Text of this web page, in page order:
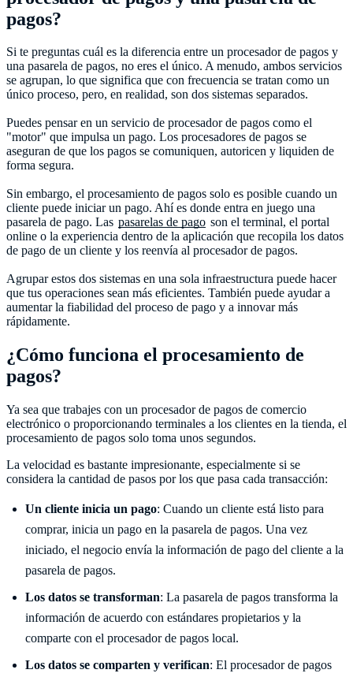
pagos?
Si te preguntas cuál es la diferencia entre un procesador de pagos y
una pasarela de pagos, no eres el único. A menudo, ambos servicios
se agrupan, lo que significa que con frecuencia se tratan como un
único proceso, pero, en realidad, son dos sistemas separados.
Puedes pensar en un servicio de procesador de pagos como el
"motor" que impulsa un pago. Los procesadores de pagos se
aseguran de que los pagos se comuniquen, autoricen y liquiden de
forma segura.
Sin embargo, el procesamiento de pagos solo es posible cuando un
cliente puede iniciar un pago. Ahí es donde entra en juego una
pasarela de pago. Las pasarelas de pago son el terminal, el portal
online o la experiencia dentro de la aplicación que recopila los datos
de pago de un cliente y los reenvía al procesador de pagos.
Agrupar estos dos sistemas en una sola infraestructura puede hacer
que tus operaciones sean más eficientes. También puede ayudar a
aumentar la fiabilidad del proceso de pago y a innovar más
rápidamente.
¿Cómo funciona el procesamiento de
pagos?
Ya sea que trabajes con un procesador de pagos de comercio
electrónico o proporcionando terminales a los clientes en la tienda, el
procesamiento de pagos solo toma unos segundos.
La velocidad es bastante impresionante, especialmente si se
considera la cantidad de pasos por los que pasa cada transacción:
Un cliente inicia un pago: Cuando un cliente está listo para
comprar, inicia un pago en la pasarela de pagos. Una vez
iniciado, el negocio envía la información de pago del cliente a la
pasarela de pagos.
Los datos se transforman: La pasarela de pagos transforma la
información de acuerdo con estándares propietarios y la
comparte con el procesador de pagos local.
Los datos se comparten y verifican: El procesador de pagos